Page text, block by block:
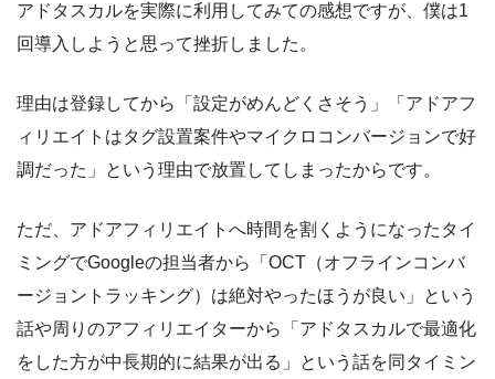
アドタスカルを実際に利用してみての感想ですが、僕は1
回導入しようと思って挫折しました。
理由は登録してから「設定がめんどくさそう」「アドアフ
ィリエイトはタグ設置案件やマイクロコンバージョンで好
調だった」という理由で放置してしまったからです。
ただ、アドアフィリエイトへ時間を割くようになったタイ
ミングでGoogleの担当者から「OCT（オフラインコンバ
ージョントラッキング）は絶対やったほうが良い」という
話や周りのアフィリエイターから「アドタスカルで最適化
をした方が中長期的に結果が出る」という話を同タイミン